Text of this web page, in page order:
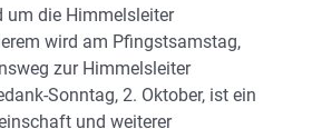
um die Himmelsleiter
wird am Pfingstsamstag,
zur Himmelsleiter
Sonntag, 2. Oktober, ist ein
und weiterer